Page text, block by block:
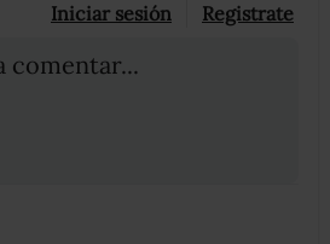
Iniciar sesión Registrate
comentar...